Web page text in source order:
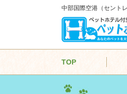
中部国際空港（セント
TOP